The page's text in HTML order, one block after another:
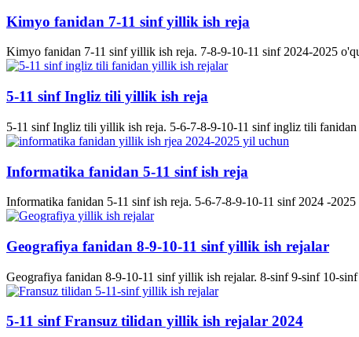
Kimyo fanidan 7-11 sinf yillik ish reja
Kimyo fanidan 7-11 sinf yillik ish reja. 7-8-9-10-11 sinf 2024-2025
5-11 sinf Ingliz tili yillik ish reja
5-11 sinf Ingliz tili yillik ish reja. 5-6-7-8-9-10-11 sinf ingliz tili
Informatika fanidan 5-11 sinf ish reja
Informatika fanidan 5-11 sinf ish reja. 5-6-7-8-9-10-11 sinf 2024 -
Geografiya fanidan 8-9-10-11 sinf yillik ish rejalar
Geografiya fanidan 8-9-10-11 sinf yillik ish rejalar. 8-sinf 9-sinf 10-
5-11 sinf Fransuz tilidan yillik ish rejalar 2024